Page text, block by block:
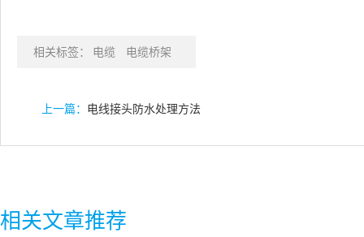
相关标签： 电缆 电缆桥架
上一篇： 电线接头防水处理方法
相关文章推荐